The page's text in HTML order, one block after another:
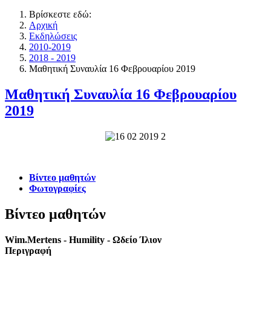
Βρίσκεστε εδώ:
Αρχική
Εκδηλώσεις
2010-2019
2018 - 2019
Μαθητική Συναυλία 16 Φεβρουαρίου 2019
Μαθητική Συναυλία 16 Φεβρουαρίου
2019
Βίντεο μαθητών
Φωτογραφίες
Βίντεο μαθητών
Wim.Mertens - Humility - Ωδείο Ίλιον
Περιγραφή